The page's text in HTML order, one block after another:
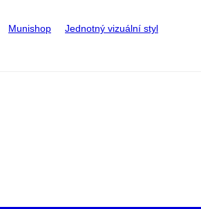
Munishop Jednotný vizuální styl